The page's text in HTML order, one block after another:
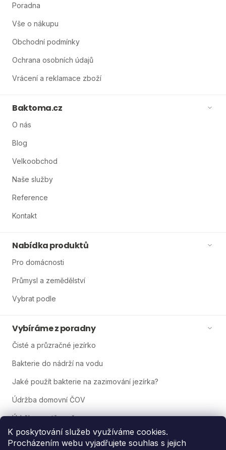
K poskytování služeb využíváme cookies.
Procházením webu vyjadřujete souhlas s jejich
Poradna
Vše o nákupu
Obchodní podmínky
Ochrana osobních údajů
Vrácení a reklamace zboží
Baktoma.cz
O nás
Blog
Velkoobchod
Naše služby
Reference
Kontakt
Nabídka produktů
Pro domácnosti
Průmysl a zemědělství
Vybrat podle
Vybíráme z poradny
Čisté a průzračné jezírko
Bakterie do nádrží na vodu
Jaké použít bakterie na zazimování jezírka?
Údržba domovní ČOV
Údržba septiku a žumpy
Jak snadno vyčistit zelené jezírko?